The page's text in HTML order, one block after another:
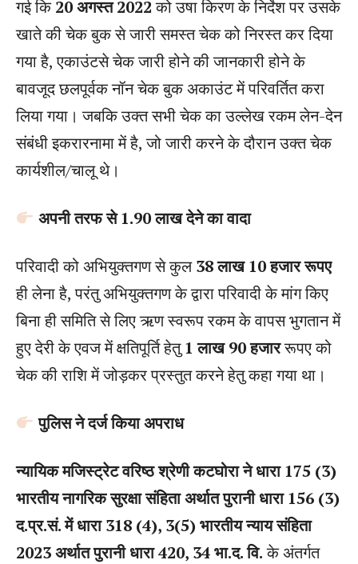
गई कि20 अगस्त 2022को उषा किरण के निर्देश पर उसके
खाते की चेक बुक से जारी समस्त चेक को निरस्त कर दिया
गया है, एकाउंटसे चेक जारी होने की जानकारी होने के
बावजूद छलपूर्वक नॉन चेक बुक अकाउंट में परिवर्तित करा
लिया गया। जबकि उक्त सभी चेक का उल्लेख रकम लेन-देन
संबंधी इकरारनामा में है, जो जारी करने के दौरान उक्त चेक
कार्यशील/चालू थे।
अपनी तरफ से 1.90 लाख देने का वादा
परिवादी को अभियुक्तगण से कुल38 लाख 10 हजार रूपए
ही लेना है, परंतु अभियुक्तगण के द्वारा परिवादी के मांग किए
बिना ही समिति से लिए ऋण स्वरूप रकम के वापस भुगतान में
हुए देरी के एवज में क्षतिपूर्ति हेतु1 लाख 90 हजाररूपए को
चेक की राशि में जोड़कर प्रस्तुत करने हेतु कहा गया था।
पुलिस ने दर्ज किया अपराध
न्यायिक मजिस्ट्रेट वरिष्ठ श्रेणी कटघोरा ने धारा 175 (3)
भारतीय नागरिक सुरक्षा संहिता अर्थात पुरानी धारा 156 (3)
द.प्र.सं. में धारा 318 (4), 3(5) भारतीय न्याय संहिता
2023 अर्थात पुरानी धारा 420, 34 भा.द. वि.के अंतर्गत